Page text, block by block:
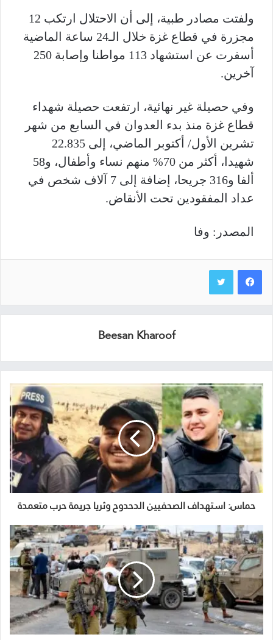
ولفتت مصادر طبية، إلى أن الاحتلال ارتكب 12
مجزرة في قطاع غزة خلال الـ24 ساعة الماضية
أسفرت عن استشهاد 113 مواطنا وإصابة 250
آخرين.
وفي حصيلة غير نهائية، ارتفعت حصيلة شهداء
قطاع غزة منذ بدء العدوان في السابع من شهر
تشرين الأول/ أكتوبر الماضي، إلى 22.835
شهيدا، أكثر من 70% منهم نساء وأطفال، و58
ألفا و316 جريحا، إضافة إلى 7 آلاف شخص في
عداد المفقودين تحت الأنقاض.
المصدر: وفا
Beesan Kharoof
حماس: استهداف الصحفيين الدحدوح وثريا جريمة حرب متعمدة